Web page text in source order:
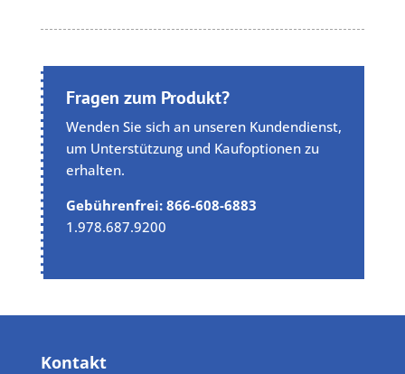
Fragen zum Produkt?
Wenden Sie sich an unseren Kundendienst,
um Unterstützung und Kaufoptionen zu
erhalten.
Gebührenfrei: 866-608-6883
1.978.687.9200
Kontakt